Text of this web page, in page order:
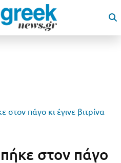
στον πάγο κι έγινε βιτρίνα
στον πάγο